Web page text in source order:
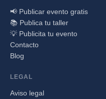
📢 Publicar evento gratis
📚 Publica tu taller
💡 Publicita tu evento
Contacto
Blog
LEGAL
Aviso legal